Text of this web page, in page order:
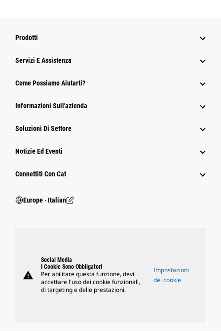
Prodotti
Servizi E Assistenza
Come Possiamo Aiutarti?
Informazioni Sull'azienda
Soluzioni Di Settore
Notizie Ed Eventi
Connettiti Con Cat
Europe ‧ Italian
warning
Social Media
I Cookie Sono Obbligatori
Per abilitare questa funzione, devi
accettare l'uso dei cookie funzionali,
di targeting e delle prestazioni.
Impostazioni
dei cookie